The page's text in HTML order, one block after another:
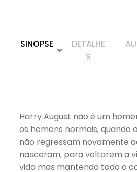
SINOPSE
DETALHE
S
Harry August não é um
os homens normais, quando
não regressam novamente
nasceram, para voltarem a
vida mas mantendo todo o